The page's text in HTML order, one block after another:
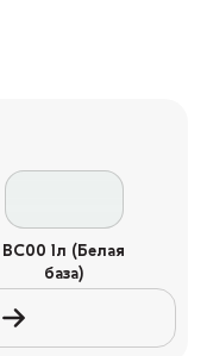
BC00 1л (Белая
база)